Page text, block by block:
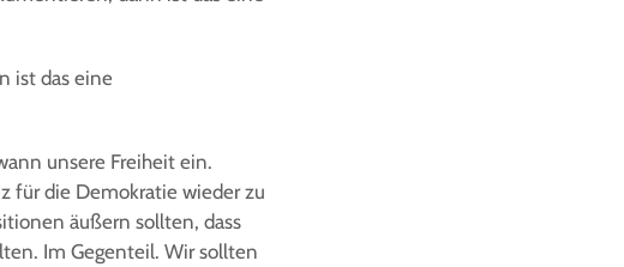
ist das eine
unsere Freiheit ein.
für die Demokratie wieder zu
äußern sollten, dass
Im Gegenteil. Wir sollten